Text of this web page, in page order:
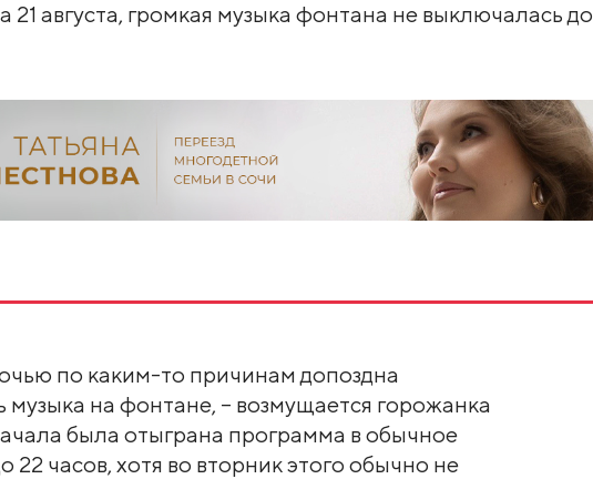
21 августа, громкая музыка фонтана не выключалась до
по каким-то причинам допоздна
музыка на фонтане, – возмущается горожанка
была отыграна программа в обычное
22 часов, хотя во вторник этого обычно не